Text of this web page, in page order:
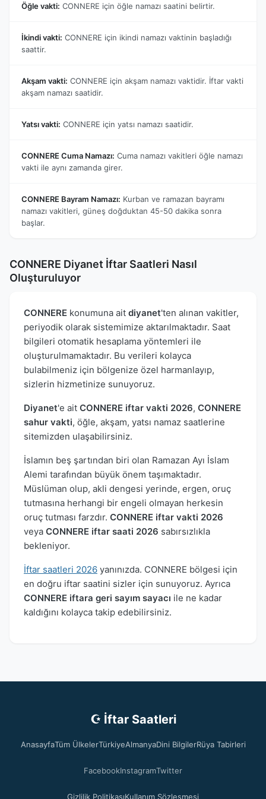
Öğle vakti: CONNERE için öğle namazı saatini belirtir.
İkindi vakti: CONNERE için ikindi namazı vaktinin başladığı
saattir.
Akşam vakti: CONNERE için akşam namazı vaktidir. İftar vakti
akşam namazı saatidir.
Yatsı vakti: CONNERE için yatsı namazı saatidir.
CONNERE Cuma Namazı: Cuma namazı vakitleri öğle namazı
vakti ile aynı zamanda girer.
CONNERE Bayram Namazı: Kurban ve ramazan bayramı
namazı vakitleri, güneş doğduktan 45-50 dakika sonra
başlar.
CONNERE Diyanet İftar Saatleri Nasıl
Oluşturuluyor
CONNERE konumuna ait diyanet'ten alınan vakitler,
periyodik olarak sistemimize aktarılmaktadır. Saat
bilgileri otomatik hesaplama yöntemleri ile
oluşturulmamaktadır. Bu verileri kolayca
bulabilmeniz için bölgenize özel harmanlayıp,
sizlerin hizmetinize sunuyoruz.
Diyanet'e ait CONNERE iftar vakti 2026, CONNERE
sahur vakti, öğle, akşam, yatsı namaz saatlerine
sitemizden ulaşabilirsiniz.
İslamın beş şartından biri olan Ramazan Ayı İslam
Alemi tarafından büyük önem taşımaktadır.
Müslüman olup, akli dengesi yerinde, ergen, oruç
tutmasına herhangi bir engeli olmayan herkesin
oruç tutması farzdır. CONNERE iftar vakti 2026
veya CONNERE iftar saati 2026 sabırsızlıkla
bekleniyor.
İftar saatleri 2026 yanınızda. CONNERE bölgesi için
en doğru iftar saatini sizler için sunuyoruz. Ayrıca
CONNERE iftara geri sayım sayacı ile ne kadar
kaldığını kolayca takip edebilirsiniz.
☪ İftar Saatleri
AnasayfaTüm ÜlkelerTürkiyeAlmanyaDini BilgilerRüya Tabirleri
FacebookInstagramTwitter
Gizlilik PolitikasıKullanım Sözleşmesi